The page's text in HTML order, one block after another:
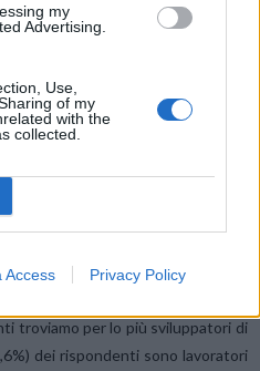
my
Advertising.
Use,
of my
with the
collected.
Access Privacy Policy
online in Italia tra sviluppatori,
troviamo per lo più sviluppatori di
dei rispondenti sono lavoratori